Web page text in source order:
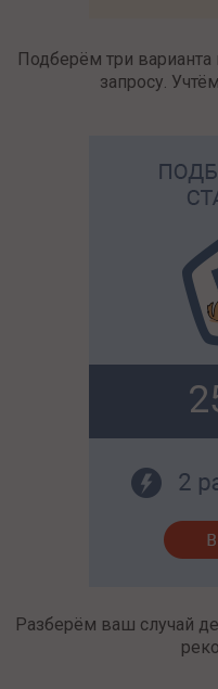
Подберём три
запросу.
Разберём ваш случай